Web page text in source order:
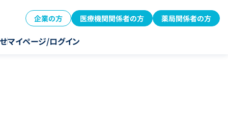
企業の方 医療機関関係者の方 薬局関係者の方
マイページ/ログイン